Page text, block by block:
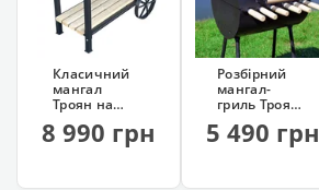
Класичний
мангал
Троян на
(сталь 4 мм)
8 990 грн
Розбірний
мангал-
гриль Троян
шампурів)
5 490 грн